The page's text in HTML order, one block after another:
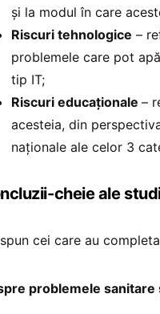
și la modul în care
Riscuri tehnologice –
problemele care pot
tip IT;
Riscuri educaționale –
acesteia, din
naționale ale celor 3
cheie ale
cei care au
problemele sanitare